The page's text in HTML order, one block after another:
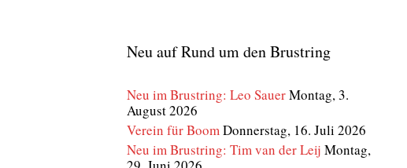
Neu auf Rund um den Brustring
Neu im Brustring: Leo SauerMontag, 3.
August 2026
Verein für Boom Donnerstag, 16. Juli 2026
Neu im Brustring: Tim van der Leij Montag,